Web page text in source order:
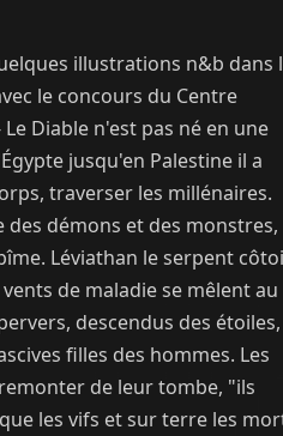
illustrations n&b dans
le concours du Centre
Diable n'est pas né en une
jusqu'en Palestine il a
traverser les millénaires.
démons et des monstres,
Léviathan le serpent
vents de maladie se mêlent au
descendus des étoiles,
filles des hommes. Les
de leur tombe, "ils
les vifs et sur terre les